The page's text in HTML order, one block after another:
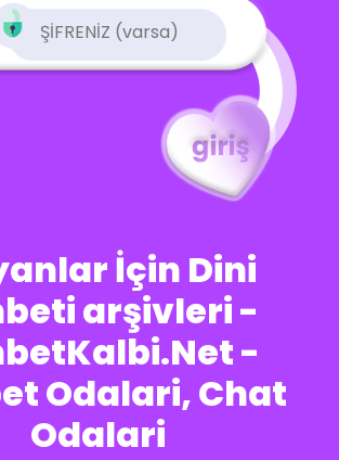
İçin Dini
arşivleri -
-
Odalari, Chat
Odalari